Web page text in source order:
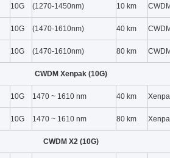
10G (1270-1450nm) 10 km
10G (1470-1610nm) 40 km
10G (1470-1610nm) 80 km
CWDM Xenpak (10G)
10G 1470 ~ 1610 nm 40 km
10G 1470 ~ 1610 nm 80 km
CWDM X2 (10G)